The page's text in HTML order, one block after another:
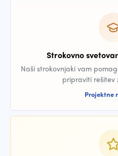
Strokovno
Naši strokovnjaki vam
pripraviti rešitev
Projektne